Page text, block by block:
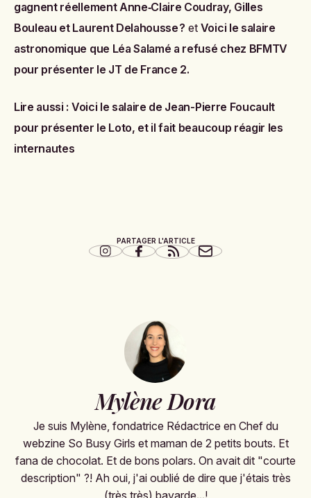
gagnent réellement Anne‑Claire Coudray, Gilles
Bouleau et Laurent Delahousse ? et Voici le salaire
astronomique que Léa Salamé a refusé chez BFMTV
pour présenter le JT de France 2.
Lire aussi : Voici le salaire de Jean-Pierre Foucault
pour présenter le Loto, et il fait beaucoup réagir les
internautes
PARTAGER L'ARTICLE
Mylène Dora
Je suis Mylène, fondatrice Rédactrice en Chef du
webzine So Busy Girls et maman de 2 petits bouts. Et
fana de chocolat. Et de bons polars. On avait dit "courte
description" ?! Ah oui, j'ai oublié de dire que j'étais très